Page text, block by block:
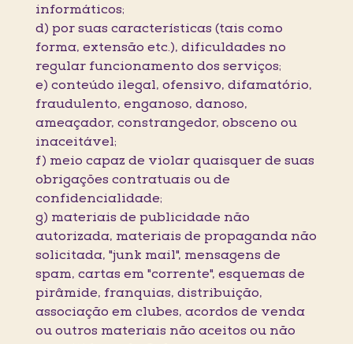
informáticos;
d) por suas características (tais como
forma, extensão etc.), dificuldades no
regular funcionamento dos serviços;
e) conteúdo ilegal, ofensivo, difamatório,
fraudulento, enganoso, danoso,
ameaçador, constrangedor, obsceno ou
inaceitável;
f) meio capaz de violar quaisquer de suas
obrigações contratuais ou de
confidencialidade;
g) materiais de publicidade não
autorizada, materiais de propaganda não
solicitada, "junk mail", mensagens de
spam, cartas em "corrente", esquemas de
pirâmide, franquias, distribuição,
associação em clubes, acordos de venda
ou outros materiais não aceitos ou não